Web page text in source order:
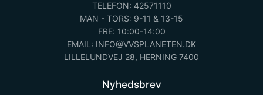
TELEFON: 42571110
MAN - TORS: 9-11 & 13-15
FRE: 10:00-14:00
EMAIL: INFO@VVSPLANETEN.DK
LILLELUNDVEJ 28, HERNING 7400
Nyhedsbrev